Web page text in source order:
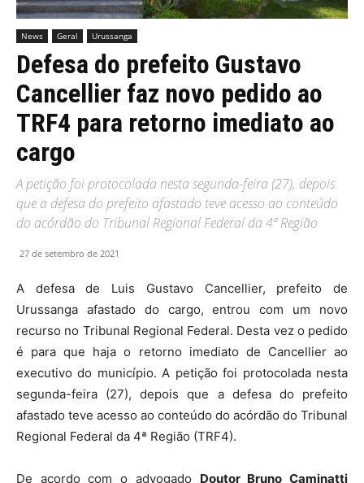
News Geral Urussanga
Defesa do prefeito Gustavo
Cancellier faz novo pedido ao
TRF4 para retorno imediato ao
cargo
A petição foi protocolada nesta segunda-feira (27), depois
que a defesa do prefeito afastado teve acesso ao conteúdo
do acórdão do Tribunal Regional Federal da 4ª Região
27 de setembro de 2021
A defesa de Luis Gustavo Cancellier, prefeito de
Urussanga afastado do cargo, entrou com um novo
recurso no Tribunal Regional Federal. Desta vez o pedido
é para que haja o retorno imediato de Cancellier ao
executivo do município. A petição foi protocolada nesta
segunda-feira (27), depois que a defesa do prefeito
afastado teve acesso ao conteúdo do acórdão do Tribunal
Regional Federal da 4ª Região (TRF4).
De acordo com o advogado Doutor Bruno Caminatti